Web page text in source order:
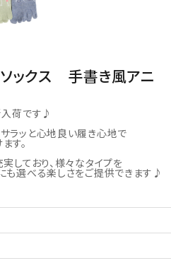
ックス 手書き風アニ
入荷です♪
ラッと心地良い履き心地で
す。
しており、様々なタイプを
も選べる楽しさをご提供できます♪